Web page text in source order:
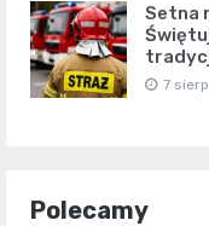
Setna
7
Polecamy